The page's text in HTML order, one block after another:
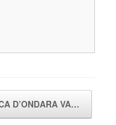
D’ONDARA VA…